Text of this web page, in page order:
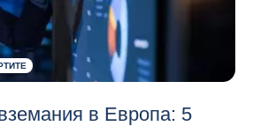
в Европа: 5